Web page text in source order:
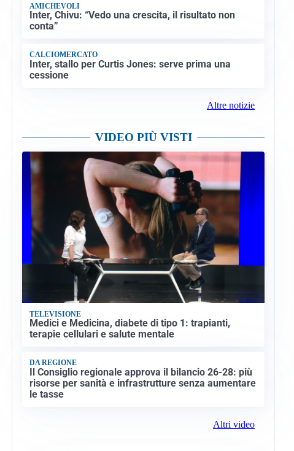
AMICHEVOLI
Inter, Chivu: “Vedo una crescita, il risultato non
conta”
CALCIOMERCATO
Inter, stallo per Curtis Jones: serve prima una
cessione
Altre notizie
VIDEO PIÙ VISTI
TELEVISIONE
Medici e Medicina, diabete di tipo 1: trapianti,
terapie cellulari e salute mentale
DA REGIONE
Il Consiglio regionale approva il bilancio 26-28: più
risorse per sanità e infrastrutture senza aumentare
le tasse
Altri video